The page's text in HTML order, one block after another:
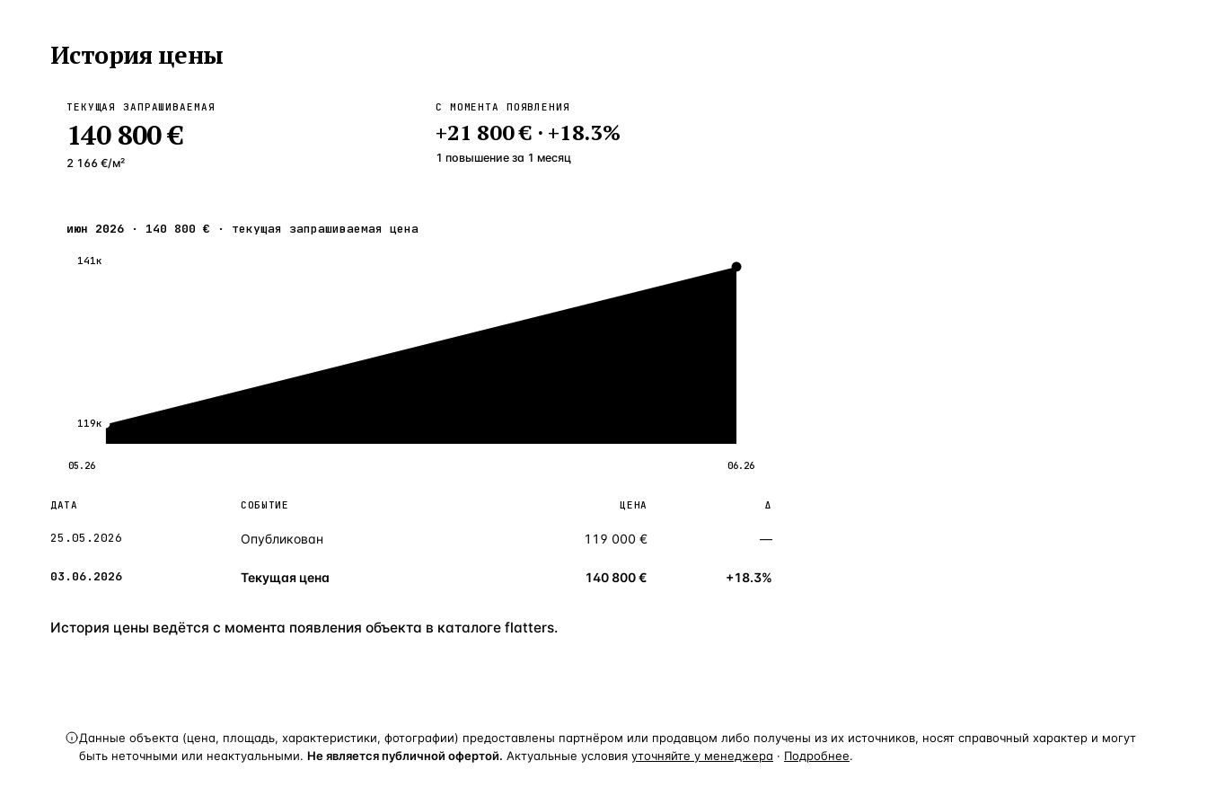
История цены
ТЕКУЩАЯ ЗАПРАШИВАЕМАЯ
140 800 €
2 166 €/м²
С МОМЕНТА ПОЯВЛЕНИЯ
+21 800 €· +18.3%
1 повышение за 1 месяц
июн 2026 · 140 800 € · текущая запрашиваемая цена
141к
119к
05.26 06.26
ДАТА СОБЫТИЕ ЦЕНА Δ
25.05.2026 Опубликован 119 000 € —
03.06.2026 Текущая цена 140 800 € +18.3%
История цены ведётся с момента появления объекта в каталоге flatters.
Данные объекта (цена, площадь, характеристики, фотографии) предоставлены партнёром или продавцом либо получены из их источников, носят справочный характер и могут
быть неточными или неактуальными. Не является публичной офертой. Актуальные условия уточняйте у менеджера · Подробнее.